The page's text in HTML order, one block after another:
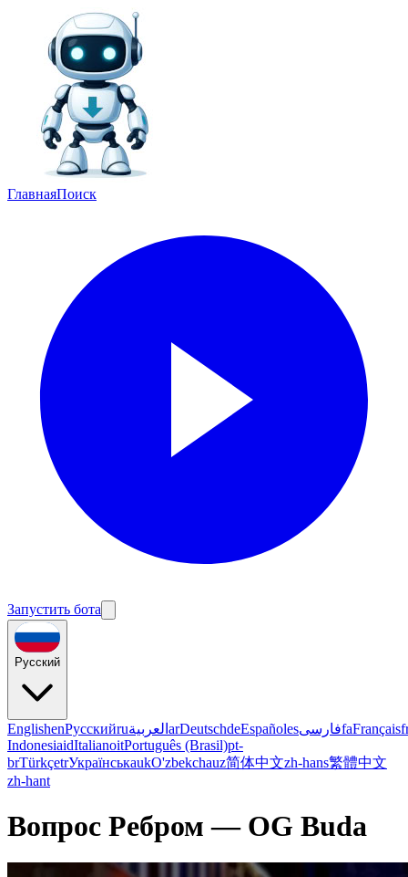
ГлавнаяПоиск
Запустить бота
Русский
EnglishenРусскийruالعربية arDeutschdeEspañolesفارسیfaFrançais
IndonesiaidItalianoitPortuguês (Brasil)pt-
brTürkçetrУкраїнськаukO'zbekchauz简体中文zh-hans繁體中文
zh-hant
Вопрос Ребром — OG Buda